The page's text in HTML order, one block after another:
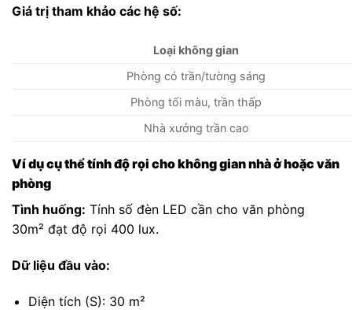
Giá trị tham khảo các hệ số:
Loại không gian
Phòng có trần/tường sáng
Phòng tối màu, trần thấp
Nhà xưởng trần cao
Ví dụ cụ thể tính độ rọi cho không gian nhà ở hoặc văn
phòng
Tình huống: Tính số đèn LED cần cho văn phòng
30m² đạt độ rọi 400 lux.
Dữ liệu đầu vào:
Diện tích (S): 30 m²